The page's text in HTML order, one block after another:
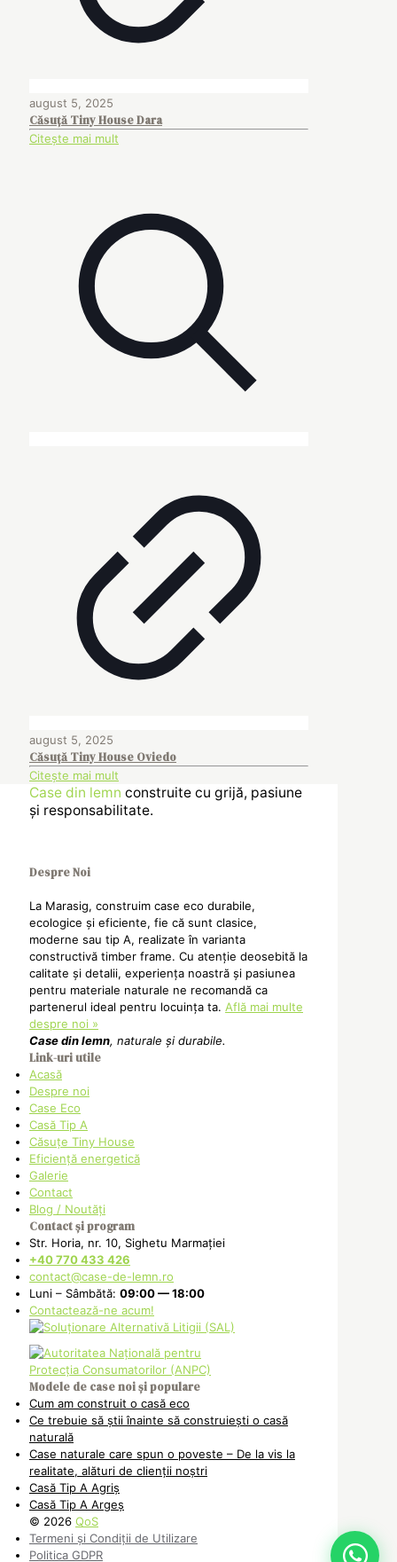
august 5, 2025
Căsuță Tiny House Dara
Citește mai mult
august 5, 2025
Căsuță Tiny House Oviedo
Citește mai mult
Case din lemn construite cu grijă, pasiune
și responsabilitate.
Despre Noi
La Marasig, construim case eco durabile,
ecologice și eficiente, fie că sunt clasice,
moderne sau tip A, realizate în varianta
constructivă timber frame. Cu atenție deosebită la
calitate și detalii, experiența noastră și pasiunea
pentru materiale naturale ne recomandă ca
partenerul ideal pentru locuința ta. Află mai multe
despre noi »
Case din lemn, naturale și durabile.
Link-uri utile
Acasă
Despre noi
Case Eco
Casă Tip A
Căsuțe Tiny House
Eficiență energetică
Galerie
Contact
Blog / Noutăți
Contact și program
Str. Horia, nr. 10, Sighetu Marmației
+40 770 433 426
contact@case-de-lemn.ro
Luni – Sâmbătă: 09:00 — 18:00
Contactează-ne acum!
Modele de case noi și populare
Cum am construit o casă eco
Ce trebuie să știi înainte să construiești o casă
naturală
Case naturale care spun o poveste – De la vis la
realitate, alături de clienții noștri
Casă Tip A Agriș
Casă Tip A Argeș
© 2026 QoS
Termeni și Condiții de Utilizare
Politica GDPR